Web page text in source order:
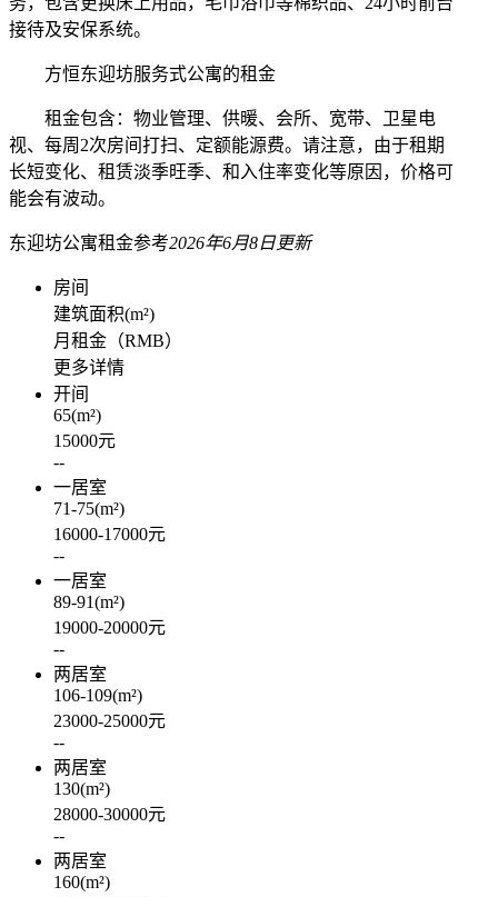
接待及安保系统。
方恒东迎坊服务式公寓的租金
租金包含：物业管理、供暖、会所、宽带、卫星电
视、每周2次房间打扫、定额能源费。请注意，由于租期
长短变化、租赁淡季旺季、和入住率变化等原因，价格可
能会有波动。
东迎坊公寓租金参考2026年6月8日更新
房间
建筑面积(m²)
月租金（RMB）
更多详情
开间
65(m²)
15000元
--
一居室
71-75(m²)
16000-17000元
--
一居室
89-91(m²)
19000-20000元
--
两居室
106-109(m²)
23000-25000元
--
两居室
130(m²)
28000-30000元
--
两居室
160(m²)